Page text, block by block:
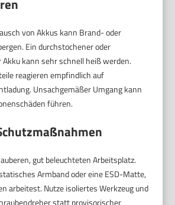
von Akkus kann Brand- oder
Ein durchstochener oder
kann sehr schnell heiß werden.
reagieren empfindlich auf
Unsachgemäßer Umgang kann
führen.
gut beleuchteten Arbeitsplatz.
Armband oder eine ESD-Matte,
arbeitest. Nutze isoliertes Werkzeug und
statt provisorischer